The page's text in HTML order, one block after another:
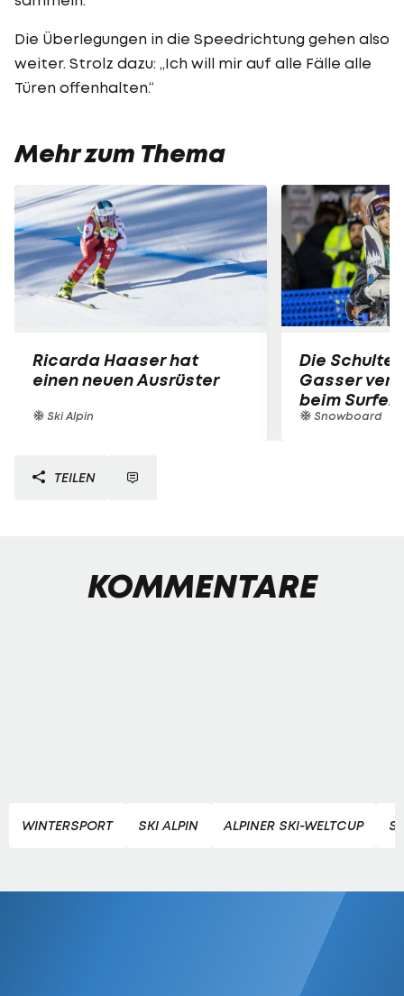
Die Überlegungen in die Speedrichtung gehen also
weiter. Strolz dazu: „Ich will mir auf alle Fälle alle
Türen offenhalten.“
Mehr zum Thema
Ricarda Haaser hat
einen neuen Ausrüster
Ski Alpin
Die
Gasser
beim Surfen
Snowboard
TEILEN
KOMMENTARE
WINTERSPORT SKI ALPIN ALPINER SKI-WELTCUP